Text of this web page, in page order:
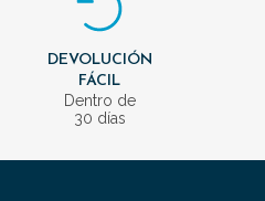
DEVOLUCIÓN
FÁCIL
Dentro de
30 días